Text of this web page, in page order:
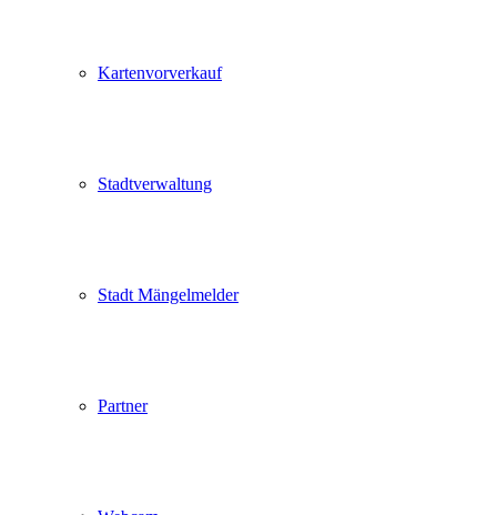
Kartenvorverkauf
Stadtverwaltung
Stadt Mängelmelder
Partner